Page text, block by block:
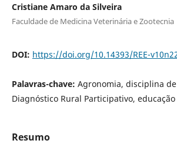
Cristiane Amaro da Silveira
Faculdade de Medicina Veterinária e Zootecnia
DOI: https://doi.org/10.14393/REE-
Palavras-chave: Agronomia, disciplina
Diagnóstico Rural Participativo,
Resumo